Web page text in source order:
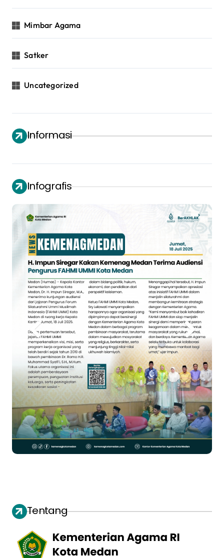
Mimbar Agama
Satker
Uncategorized
Informasi
Infografis
Tentang